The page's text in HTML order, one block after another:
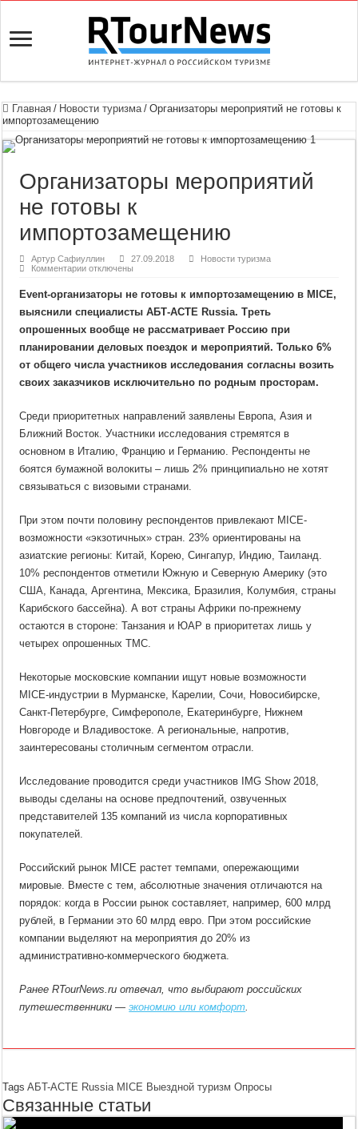
Главная / Новости туризма / Организаторы мероприятий не готовы к
импортозамещению
Организаторы мероприятий
не готовы к
импортозамещению
Артур Сафиуллин 27.09.2018
Новости туризма
Комментариик
мероприятий
готовы
импортозамещению
отключены
Event-организаторы не готовы к импортозамещению в MICE,
выяснили специалисты АБТ-ACTE Russia. Треть
опрошенных вообще не рассматривает Россию при
планировании деловых поездок и мероприятий. Только 6%
от общего числа участников исследования согласны возить
своих заказчиков исключительно по родным просторам.
Среди приоритетных направлений заявлены Европа, Азия и
Ближний Восток. Участники исследования стремятся в
основном в Италию, Францию и Германию. Респонденты не
боятся бумажной волокиты – лишь 2% принципиально не хотят
связываться с визовыми странами.
При этом почти половину респондентов привлекают MICE-
возможности «экзотичных» стран. 23% ориентированы на
азиатские регионы: Китай, Корею, Сингапур, Индию, Таиланд.
10% респондентов отметили Южную и Северную Америку (это
США, Канада, Аргентина, Мексика, Бразилия, Колумбия, страны
Карибского бассейна). А вот страны Африки по-прежнему
остаются в стороне: Танзания и ЮАР в приоритетах лишь у
четырех опрошенных TMC.
Некоторые московские компании ищут новые возможности
MICE-индустрии в Мурманске, Карелии, Сочи, Новосибирске,
Санкт-Петербурге, Симферополе, Екатеринбурге, Нижнем
Новгороде и Владивостоке. А региональные, напротив,
заинтересованы столичным сегментом отрасли.
Исследование проводится среди участников IMG Show 2018,
выводы сделаны на основе предпочтений, озвученных
представителей 135 компаний из числа корпоративных
покупателей.
Российский рынок MICE растет темпами, опережающими
мировые. Вместе с тем, абсолютные значения отличаются на
порядок: когда в России рынок составляет, например, 600 млрд
рублей, в Германии это 60 млрд евро. При этом российские
компании выделяют на мероприятия до 20% из
административно-коммерческого бюджета.
Ранее RTourNews.ru отвечал, что выбирают российских
путешественники —экономию или комфорт.
TagsAБT-ACTE Russia MICE Выездной туризм Опросы
Связанные статьи